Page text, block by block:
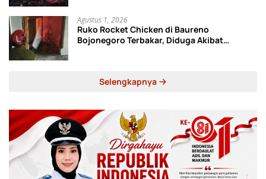
Agustus 1, 2026
Ruko Rocket Chicken di Baureno
Bojonegoro Terbakar, Diduga Akibat
Selengkapnya